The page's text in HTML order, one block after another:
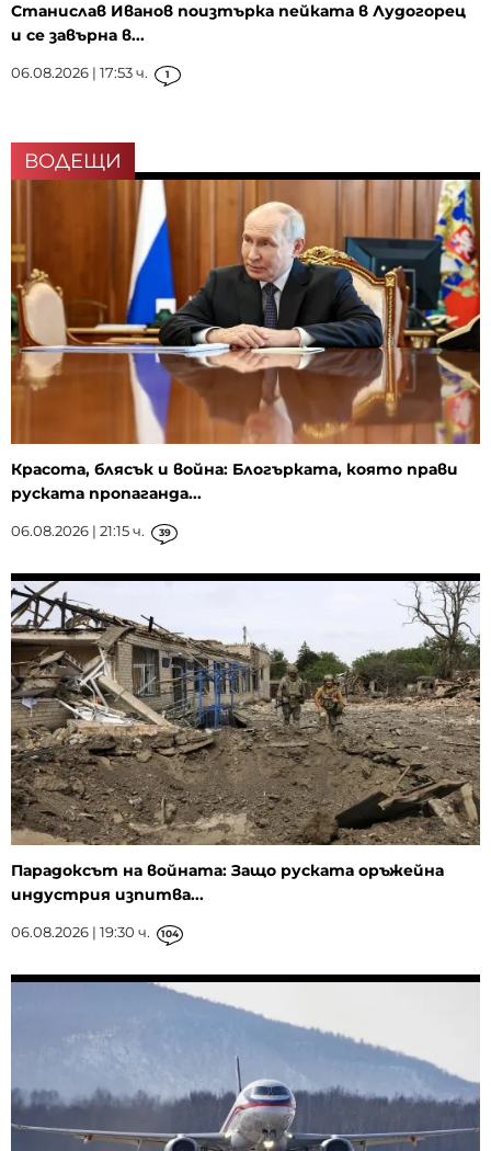
Станислав Иванов поизтърка пейката в Лудогорец
и се завърна в...
06.08.2026 | 17:53 ч. 1
ВОДЕЩИ
Красота, блясък и война: Блогърката, която прави
руската пропаганда...
06.08.2026 | 21:15 ч. 39
Парадоксът на войната: Защо руската оръжейна
индустрия изпитва...
06.08.2026 | 19:30 ч. 104